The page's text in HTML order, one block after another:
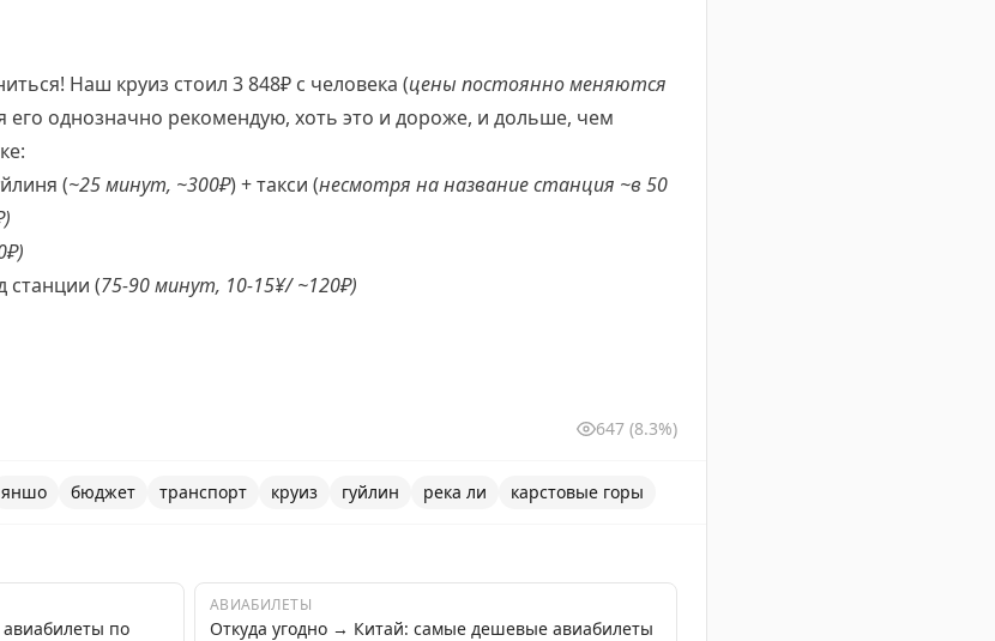
Наш круиз стоил 3 848₽ с человека (цены постоянно меняются
его однозначно рекомендую, хоть это и дороже, и дольше, чем
(~25 минут, ~300₽) + такси (несмотря на название станция ~в 50
станции (75-90 минут, 10-15¥/ ~120₽)
647 (8.3%)
яншо бюджет транспорт круиз гуйлин река ли карстовые горы
по
АВИАБИЛЕТЫ
Откуда угодно → Китай: самые дешевые авиабилеты